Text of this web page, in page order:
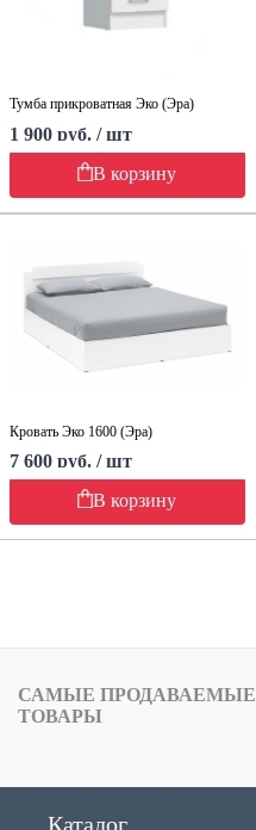
Тумба прикроватная Эко (Эра)
1 900 руб. / шт
В корзину
Кровать Эко 1600 (Эра)
7 600 руб. / шт
В корзину
САМЫЕ ПРОДАВАЕМЫЕ
ТОВАРЫ
Каталог